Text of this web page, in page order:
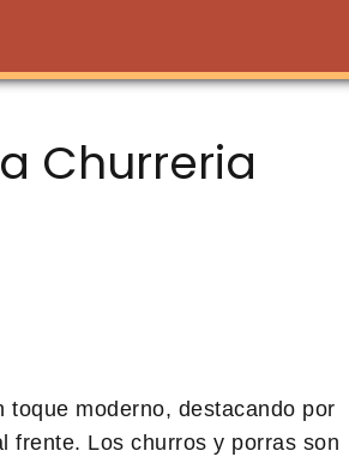
Churreria
moderno, destacando por
frente. Los churros y porras son